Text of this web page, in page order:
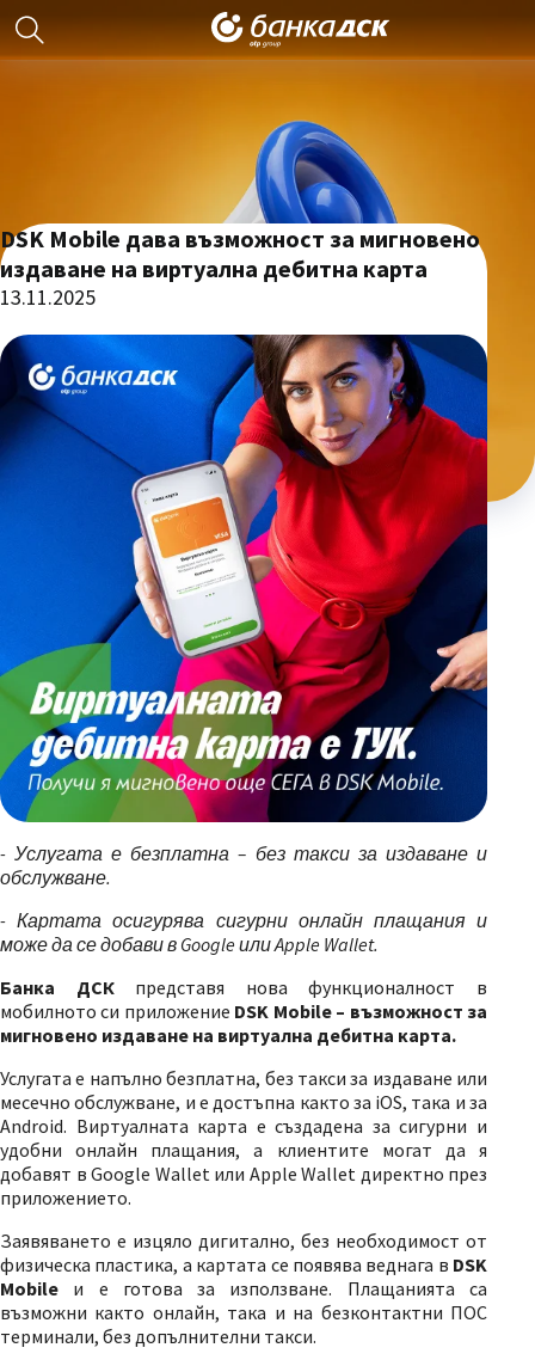
DSK Mobile дава възможност за мигновено
издаване на виртуална дебитна карта
13.11.2025
- Услугата е безплатна – без такси за издаване и
обслужване.
- Картата осигурява сигурни онлайн плащания и
може да се добави в Google или Apple Wallet.
Банка ДСКпредставя нова функционалност в
мобилното си приложение DSK Mobile – възможност за
мигновено издаване на виртуална дебитна карта.
Услугата е напълно безплатна, без такси за издаване или
месечно обслужване, и е достъпна както за iOS, така и за
Android. Виртуалната карта е създадена за сигурни и
удобни онлайн плащания, а клиентите могат да я
добавят в Google Wallet или Apple Wallet директно през
приложението.
Заявяването е изцяло дигитално, без необходимост от
физическа пластика, а картата се появява веднага в DSK
Mobile и е готова за използване. Плащанията са
възможни както онлайн, така и на безконтактни ПОС
терминали, без допълнителни такси.